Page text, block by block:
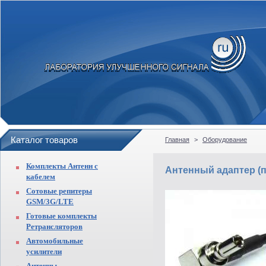
Каталог товаров
Комплекты Антенн с
кабелем
Сотовые репитеры
GSM/3G/LTE
Готовые комплекты
Ретрансляторов
Автомобильные
усилители
Главная > Оборудование
Антенный адаптер